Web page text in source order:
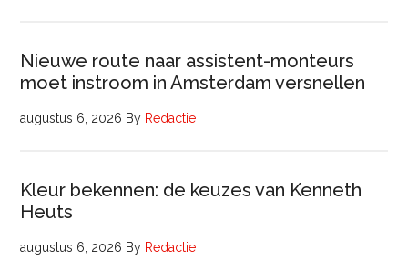
Nieuwe route naar assistent-monteurs
moet instroom in Amsterdam versnellen
augustus 6, 2026 By Redactie
Kleur bekennen: de keuzes van Kenneth
Heuts
augustus 6, 2026 By Redactie